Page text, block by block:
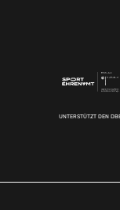
UNTERSTÜTZT DEN